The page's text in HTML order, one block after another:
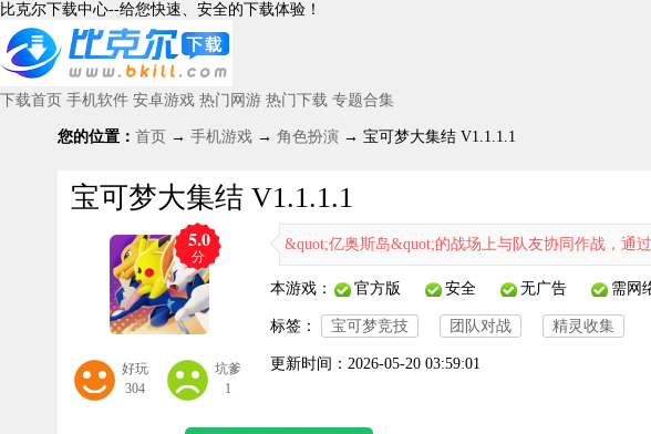
比克尔下载中心--给您快速、安全的下载体验！
下载首页 手机软件 安卓游戏 热门网游 热门下载 专题合集
您的位置： 首页 → 手机游戏 → 角色扮演 → 宝可梦大集结 V1.1.1.1
宝可梦大集结 V1.1.1.1
5.0
分
好玩
304
坑爹
1
己喜爱的宝可梦，在名为&quot;亿奥斯岛&quot;的战场上与队友协同作战，通过击败野生
本游戏： 官方版 安全 无广告 需网
标签： 宝可梦竞技 团队对战 精灵收集
更新时间： 2026-05-20 03:59:01